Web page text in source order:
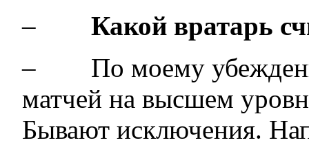
– Какой вратарь
– По моему убеждению
матчей на высшем
Бывают исключения.